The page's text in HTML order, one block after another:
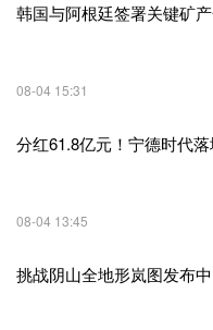
韩国与阿根廷签署关键矿
08-04 15:31
分红61.8亿元！宁德时代
08-04 13:45
挑战阴山全地形岚图发布